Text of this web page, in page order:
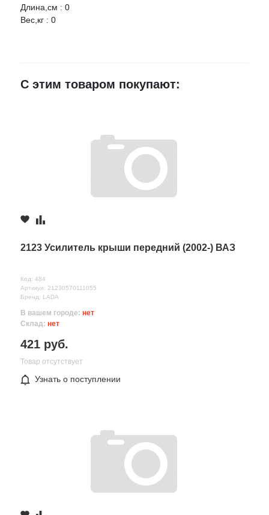
Длина,см : 0
Вес,кг : 0
E-mail
Все поля формы обязательны
Отправляя форму вы соглашаетесь на
данных
С этим товаром покупают:
2123 Усилитель крыши передний (2002-) ВАЗ
Код: 484
Артикул: 21230570111055
Бренд: LADA
В вашем городе: нет
Склад: нет
421 руб.
Товар отсутствует
Узнать о поступлении